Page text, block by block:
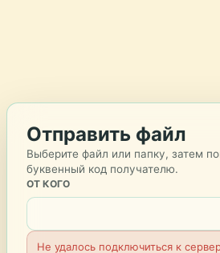
Отправить файл
Выберите файл или папку, затем
буквенный код получателю.
ОТ КОГО
Не удалось подключиться к